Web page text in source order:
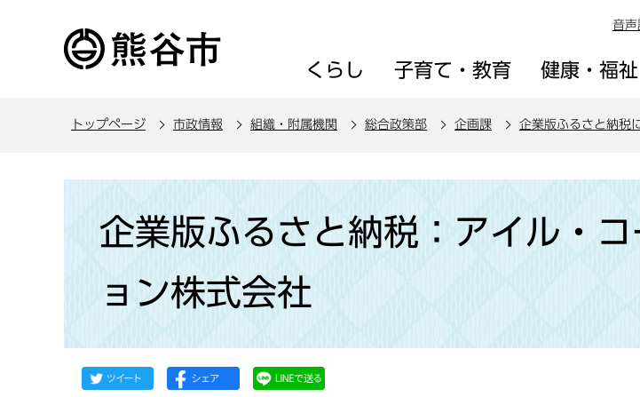
音声
くらし 子育て・教育 健康・福祉
トップページ 市政情報 組織・附属機関 総合政策部 企画課 企業版ふるさと納税
企業版ふるさと納税：アイル・
ョン株式会社